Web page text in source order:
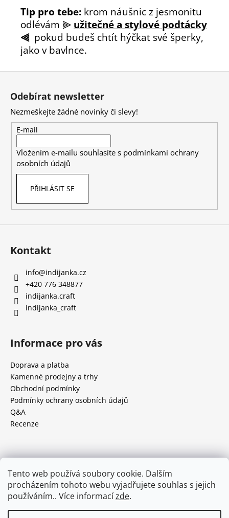
Tento web používá soubory cookie. Dalším
procházením tohoto webu vyjadřujete souhlas s jejich
používáním.. Více informacízde.
Tip pro tebe: krom náušnic z jesmonitu
odlévám ⫸ užitečné a stylové podtácky
⫷ pokud budeš chtít hýčkat své šperky,
jako v bavlnce.
Z
Odebírat newsletter
Nezmeškejte žádné novinky či slevy!
E-mail
Vložením e-mailu souhlasíte s podmínkami ochrany
osobních údajů
PŘIHLÁSIT SE
Kontakt
info@indijanka.cz
+420 776 348877
indijanka.craft
indijanka_craft
Informace pro vás
Doprava a platba
Kamenné prodejny a trhy
Obchodní podmínky
Podmínky ochrany osobních údajů
Q&A
Recenze
Facebook
Instagram